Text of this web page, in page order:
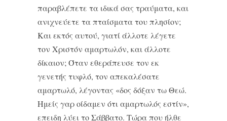
παραβλέπετε τα ιδικά σας τραύματα, και
ανιχνεύετε τα πταίσματα του πλησίον;
Και εκτός αυτού, γιατί άλλοτε λέγετε
τον Χριστόν αμαρτωλόν, και άλλοτε
δίκαιον; Όταν εθεράπευσε τον εκ
γενετής τυφλό, τον απεκαλέσατε
αμαρτωλό, λέγοντας «δος δόξαν τω Θεώ.
Ημείς γαρ οίδαμεν ότι αμαρτωλός εστίν»,
επειδη λύει το Σάββατο. Τώρα που ήλθε